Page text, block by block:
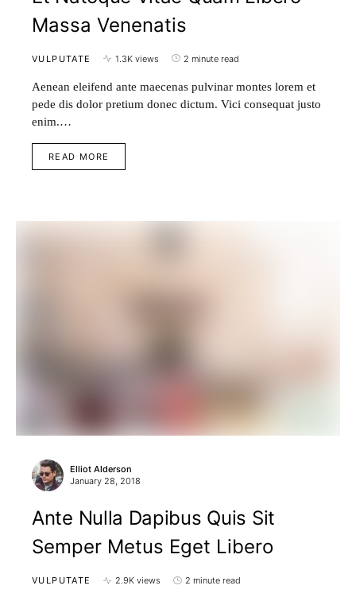
Massa Venenatis
VULPUTATE 1.3K views 2 minute read
Aenean eleifend ante maecenas pulvinar montes lorem et
pede dis dolor pretium donec dictum. Vici consequat justo
enim.…
READ MORE
Elliot Alderson
January 28, 2018
Ante Nulla Dapibus Quis Sit
Semper Metus Eget Libero
VULPUTATE 2.9K views 2 minute read